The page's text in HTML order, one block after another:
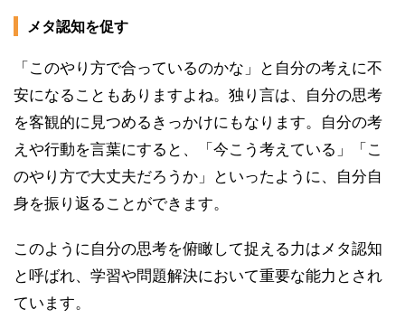
メタ認知を促す
「このやり方で合っているのかな」と自分の考えに不
安になることもありますよね。独り言は、自分の思考
を客観的に見つめるきっかけにもなります。自分の考
えや行動を言葉にすると、「今こう考えている」「こ
のやり方で大丈夫だろうか」といったように、自分自
身を振り返ることができます。
このように自分の思考を俯瞰して捉える力はメタ認知
と呼ばれ、学習や問題解決において重要な能力とされ
ています。